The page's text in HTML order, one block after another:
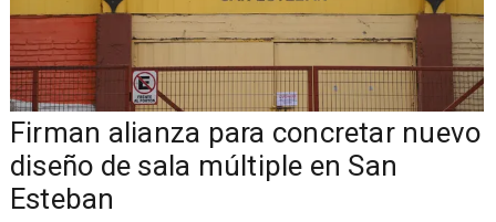
​​Firman alianza para concretar nuevo
diseño de sala múltiple en San
Esteban